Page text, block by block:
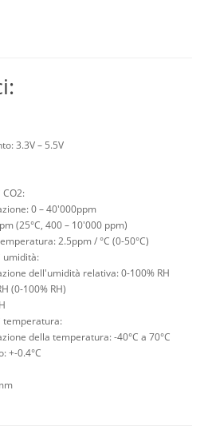
3.3V – 5.5V
0 – 40'000ppm
(25°C, 400 – 10'000 ppm)
2.5ppm / °C (0-50°C)
umidità:
dell'umidità relativa: 0-100% RH
(0-100% RH)
temperatura:
della temperatura: -40°C a 70°C
+-0.4°C